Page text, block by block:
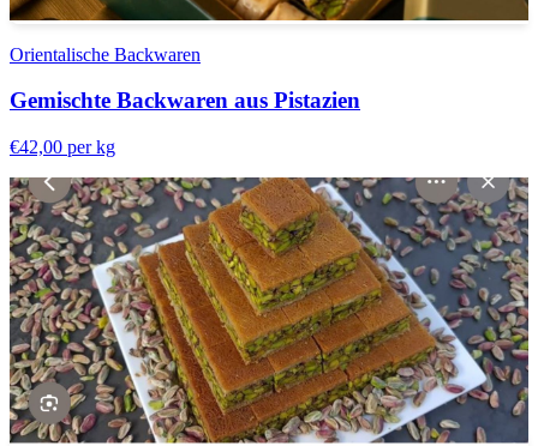
Orientalische Backwaren
Gemischte Backwaren aus Pistazien
€42,00 per kg